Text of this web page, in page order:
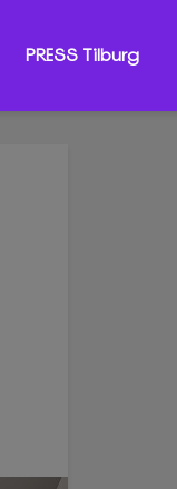
PRESS Tilburg